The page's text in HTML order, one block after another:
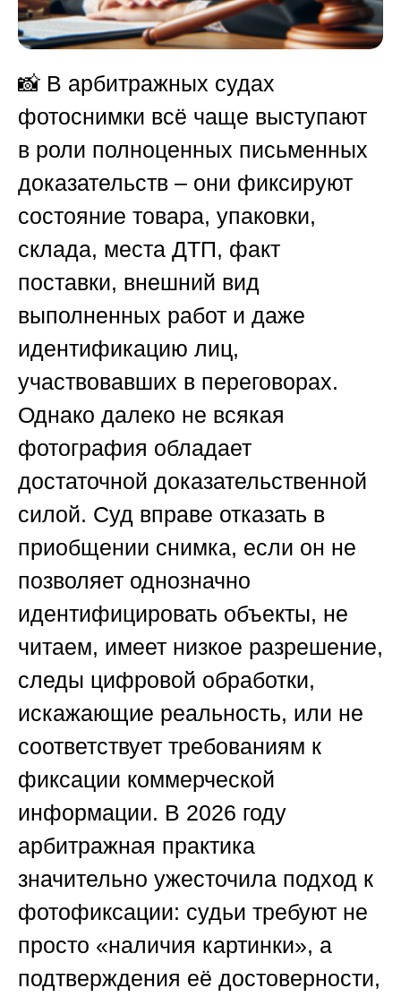
📸 В арбитражных судах
фотоснимки всё чаще выступают
в роли полноценных письменных
доказательств – они фиксируют
состояние товара, упаковки,
склада, места ДТП, факт
поставки, внешний вид
выполненных работ и даже
идентификацию лиц,
участвовавших в переговорах.
Однако далеко не всякая
фотография обладает
достаточной доказательственной
силой. Суд вправе отказать в
приобщении снимка, если он не
позволяет однозначно
идентифицировать объекты, не
читаем, имеет низкое разрешение,
следы цифровой обработки,
искажающие реальность, или не
соответствует требованиям к
фиксации коммерческой
информации. В 2026 году
арбитражная практика
значительно ужесточила подход к
фотофиксации: судьи требуют не
просто «наличия картинки», а
подтверждения её достоверности,